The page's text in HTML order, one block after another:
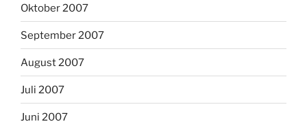
Oktober 2007
September 2007
August 2007
Juli 2007
Juni 2007